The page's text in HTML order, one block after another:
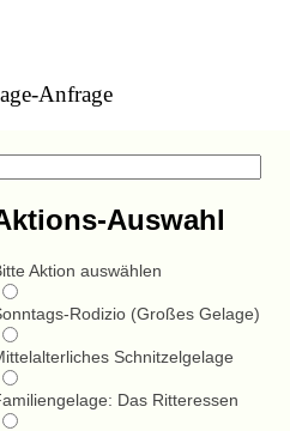
Anfrage
Auswahl
Aktion auswählen
Rodizio (Großes Gelage)
Schnitzelgelage
Das Ritteressen